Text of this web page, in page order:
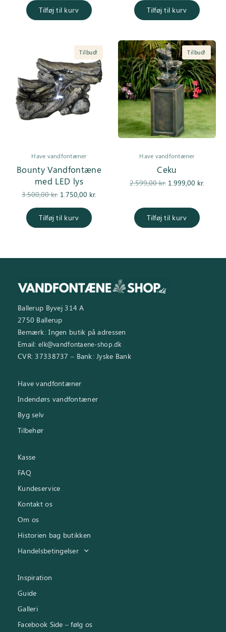
2.550,00 kr..
Tilføj til kurv
pris var:
2.850,00 kr..
Tilføj til kurv
Tilbud!
Have vandfontæner
Bounty Vandfontæne
med LED lys
3.500,00kr.
Den
pris var:
3.500,00 kr..
1.750,00 kr.
Tilføj til kurv
Tilbud!
Have vandfontæner
Ceku
2.599,00kr.
Den
2.599,00 kr..
1.999,00 kr.
Tilføj til kurv
Ballerup Byvej 314 A
2750 Ballerup
Bemærk: Ingen butik på adressen
Email: elk@vandfontaene-shop.dk
CVR: 37338737 – Bank: Jyske Bank
Have vandfontæner
Indendørs vandfontæner
Byg selv
Tilbehør
Kasse
FAQ
Kundeservice
Kontakt os
Om os
Historien bag butikken
Handelsbetingelser
Inspiration
Guide
Galleri
Facebook Side – følg os